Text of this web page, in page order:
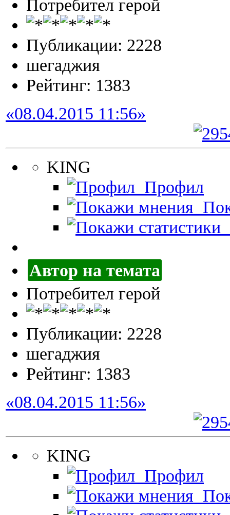
Потребител герой
Публикации: 2228
шегаджия
Рейтинг: 1383
«08.04.2015 11:56»
KING
Профил
Автор на темата
Потребител герой
Публикации: 2228
шегаджия
Рейтинг: 1383
«08.04.2015 11:56»
KING
Профил